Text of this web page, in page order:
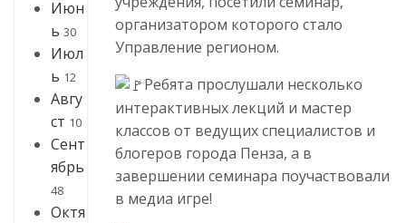
Июн
ь 30
Июл
ь 12
Авгу
ст 10
Сент
ябрь
48
Октя
организатором которого стало
Управление регионом.
Ребята прослушали несколько
интерактивных лекций и мастер
классов от ведущих специалистов и
блогеров города Пенза, а в
завершении семинара поучаствовали
в медиа игре!